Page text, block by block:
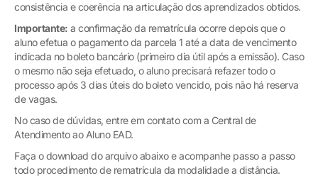
consistência e coerência na articulação dos aprendizados obtidos.
Importante: a confirmação da rematrícula ocorre depois que o
aluno efetua o pagamento da parcela 1 até a data de vencimento
indicada no boleto bancário (primeiro dia útil após a emissão). Caso
o mesmo não seja efetuado, o aluno precisará refazer todo o
processo após 3 dias úteis do boleto vencido, pois não há reserva
de vagas.
No caso de dúvidas, entre em contato com a Central de
Atendimento ao Aluno EAD.
Faça o download do arquivo abaixo e acompanhe passo a passo
todo procedimento de rematrícula da modalidade a distância.